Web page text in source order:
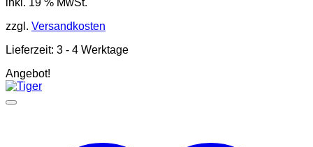
zzgl. Versandkosten
Lieferzeit: 3 - 4 Werktage
Angebot!